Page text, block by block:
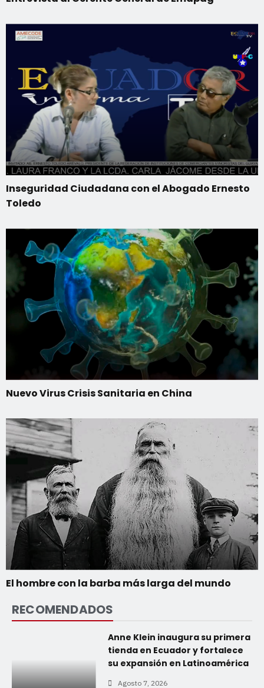
Inseguridad Ciudadana con el Abogado Ernesto
Toledo
Nuevo Virus Crisis Sanitaria en China
El hombre con la barba más larga del mundo
RECOMENDADOS
Anne Klein inaugura su primera
tienda en Ecuador y fortalece
su expansión en Latinoamérica
Agosto 7, 2026